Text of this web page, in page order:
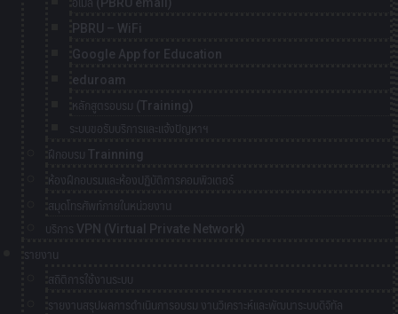
อีเมล์ (PBRU email)
PBRU – WiFi
Google App for Education
eduroam
หลักสูตรอบรม (Training)
ระบบขอรับบริการและแจ้งปัญหาฯ
ฝึกอบรม Trainning
ห้องฝึกอบรมและห้องปฏิบัติการคอมพิวเตอร์
สมุดโทรศัพท์ภายในหน่วยงาน
บริการ VPN (Virtual Private Network)
รายงาน
สถิติการใช้งานระบบ
รายงานสรุปผลการดำเนินการอบรม งานวิเคราะห์และพัฒนาระบบดิจิทัล